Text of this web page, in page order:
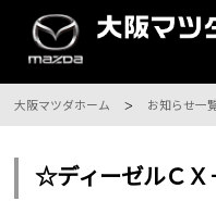
大阪マツダホーム お知らせ一
☆ディーゼルＣ